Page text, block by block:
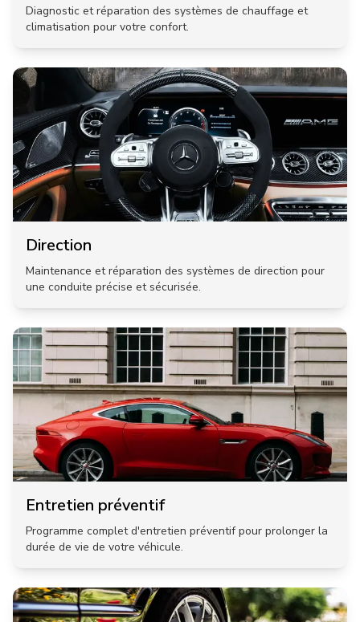
Diagnostic et réparation des systèmes de chauffage et
climatisation pour votre confort.
Direction
Maintenance et réparation des systèmes de direction pour
une conduite précise et sécurisée.
Entretien préventif
Programme complet d'entretien préventif pour prolonger la
durée de vie de votre véhicule.